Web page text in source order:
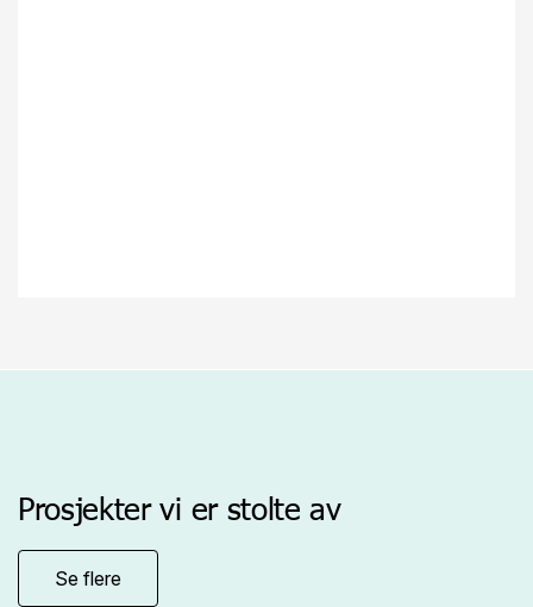
Prosjekter vi er stolte av
Se flere